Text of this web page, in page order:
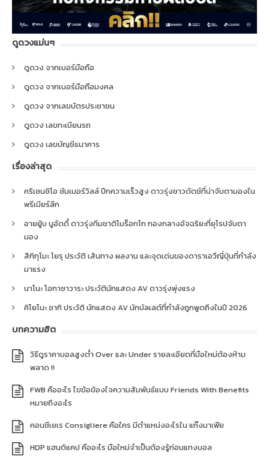
ดูดวงแม่นๆ
ดูดวง จากเบอร์มือถือ
ดูดวง จากเบอร์มือถือมงคล
ดูดวง จากเลขบัตรประชาชน
ดูดวง เลขทะเบียนรถ
ดูดวง เลขบัญชีธนาคาร
เรื่องล่าสุด
คริเซนซิโอ ซัมเมอร์วิลล์ ปีกความเร็วสูง ดาวรุ่งชาวดัตช์ที่น่าจับตามองใน
พรีเมียร์ลีก
อายยู้บ บูอัดดี้ ดาวรุ่งทีมชาติโมร็อกโก กองกลางอัจฉริยะที่ยุโรปจับตา
มอง
สึกิกุโมะ โยรุ ประวัติ เส้นทาง ผลงาน และจุดเด่นของดาราเอวีญี่ปุ่นที่กำลัง
มาแรง
นาโนะ โอกาซาวาระ ประวัตินักแสดง AV ดาวรุ่งพุ่งแรง
คิโยโนะ ซากิ ประวัติ นักแสดง AV นักบัลเลต์ที่กำลังถูกพูดถึงในปี 2026
บทความฮิต
วิธีดูราคาบอลสูงต่ำ Over และ Under รายละเอียดที่มือใหม่ต้องห้าม
พลาด !!
FWB คืออะไร ไขข้อข้องใจความสัมพันธ์แบบ Friends With Benefits
หมายถึงอะไร
คอนซีเยเร Consigliere คือใคร มีตำแหน่งอะไรใน แก๊งมาเฟีย
HDP แฮนดิแคป คืออะไร มือใหม่จำเป็นต้องรู้ก่อนแทงบอล